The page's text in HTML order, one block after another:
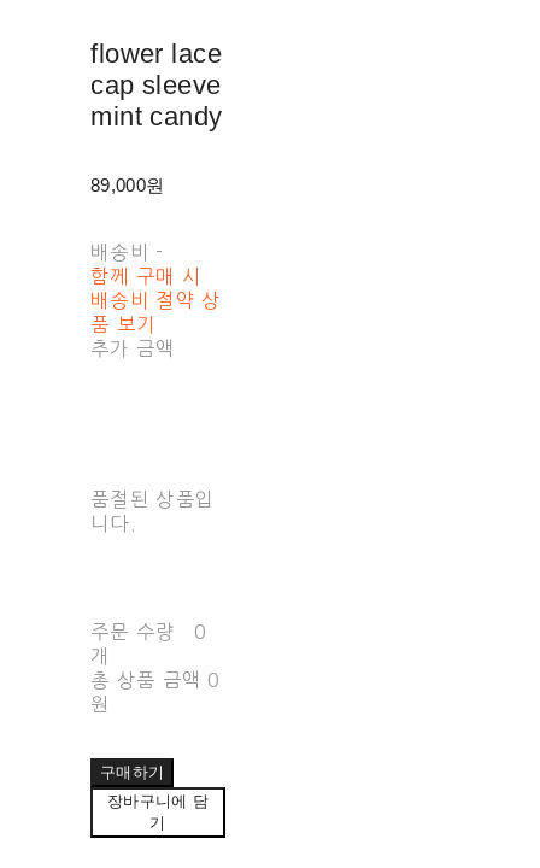
flower lace
cap sleeve
mint candy
89,000원
배송비 -
함께 구매 시
배송비 절약 상
품 보기
추가 금액
품절된 상품입
니다.
주문 수량
0
개
총 상품 금액 0
원
구매하기
장바구니에 담
기